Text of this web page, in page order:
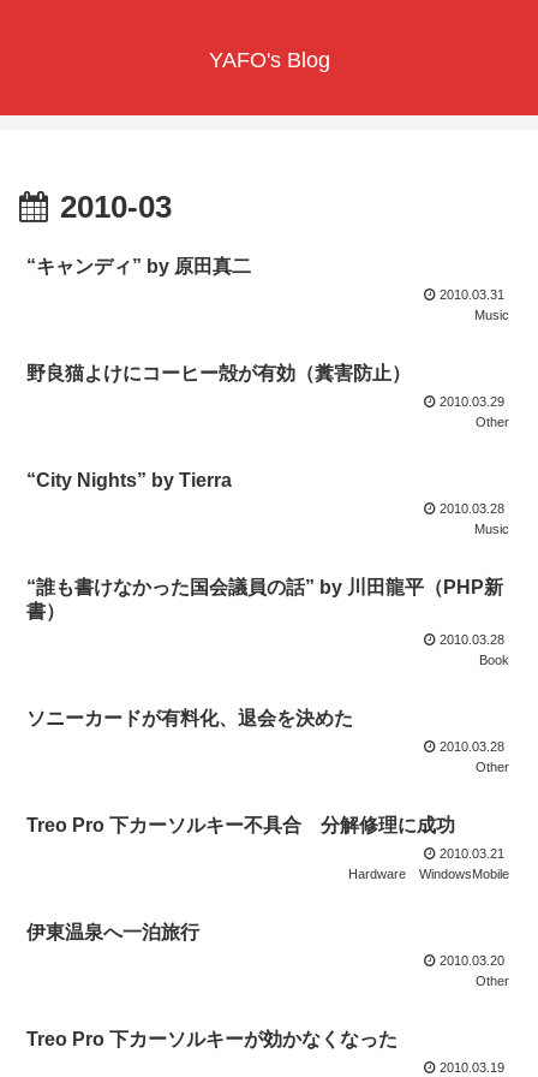
YAFO's Blog
2010-03
“キャンディ” by 原田真二
2010.03.31
Music
野良猫よけにコーヒー殻が有効（糞害防止）
2010.03.29
Other
“City Nights” by Tierra
2010.03.28
Music
“誰も書けなかった国会議員の話” by 川田龍平（PHP新
書）
2010.03.28
Book
ソニーカードが有料化、退会を決めた
2010.03.28
Other
Treo Pro 下カーソルキー不具合 分解修理に成功
2010.03.21
Hardware
WindowsMobile
伊東温泉へ一泊旅行
2010.03.20
Other
Treo Pro 下カーソルキーが効かなくなった
2010.03.19